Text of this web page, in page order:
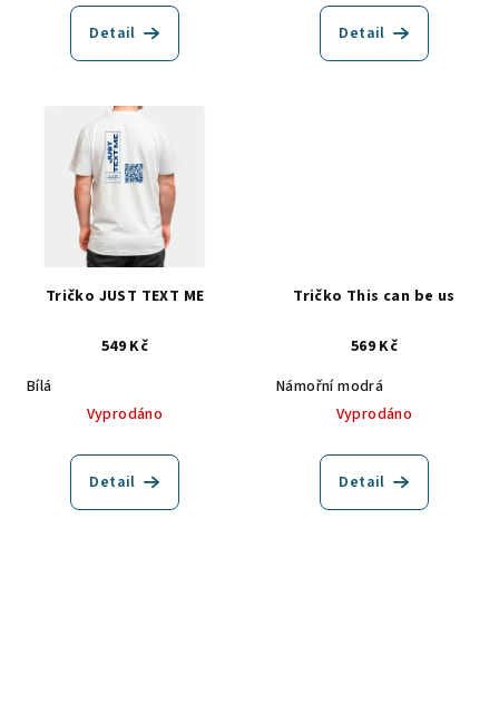
Detail Detail
Tričko JUST TEXT ME
549 Kč
Bílá
Vyprodáno
Detail
Tričko This can be us
569 Kč
Námořní modrá
Vyprodáno
Detail